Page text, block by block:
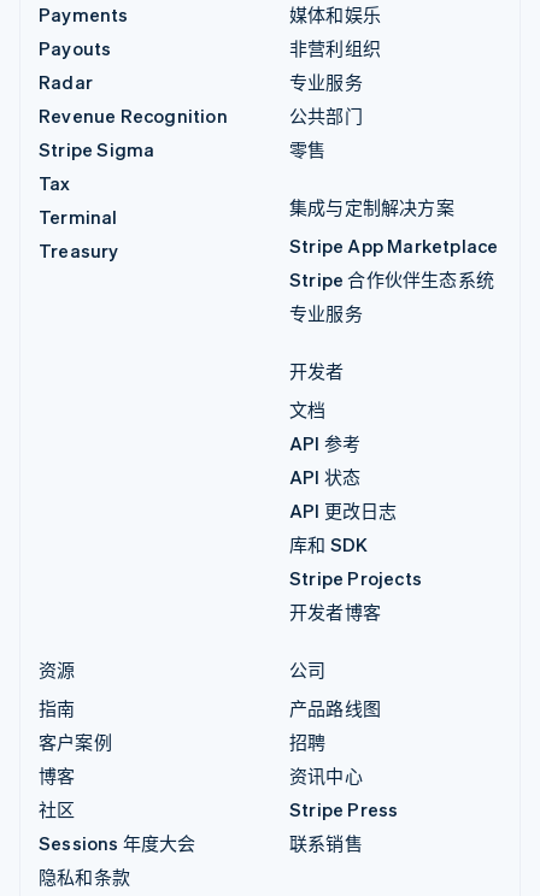
Payments
Payouts
Radar
Revenue Recognition
Stripe Sigma
Tax
Terminal
Treasury
媒体和娱乐
非营利组织
专业服务
公共部门
零售
集成与定制解决方案
Stripe App Marketplace
Stripe 合作伙伴生态系统
专业服务
开发者
文档
API 参考
API 状态
API 更改日志
库和 SDK
Stripe Projects
开发者博客
资源
指南
客户案例
博客
社区
Sessions 年度大会
隐私和条款
公司
产品路线图
招聘
资讯中心
Stripe Press
联系销售